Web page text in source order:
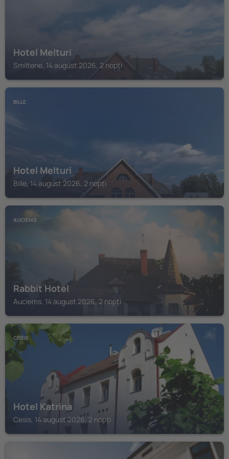
Hotel Melturi
Smiltene, 14 august 2026, 2 nopți
BILLE
Hotel Melturi
Bille, 14 august 2026, 2 nopți
AUCIEMS
Rabbit Hotel
Auciems, 14 august 2026, 2 nopți
CESIS
Hotel Katrina
Cesis, 14 august 2026, 2 nopți